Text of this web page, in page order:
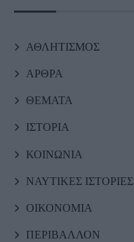
ΑΘΛΗΤΙΣΜΟΣ
ΑΡΘΡΑ
ΘΕΜΑΤΑ
ΙΣΤΟΡΙΑ
ΚΟΙΝΩΝΙΑ
ΝΑΥΤΙΚΕΣ ΙΣΤΟΡΙΕΣ
ΟΙΚΟΝΟΜΙΑ
ΠΕΡΙΒΑΛΛΟΝ